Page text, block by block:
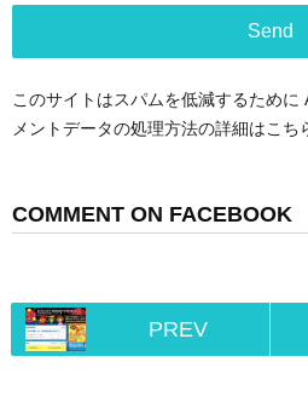
このサイトはスパムを低減するために
メントデータの処理方法の詳細はこち
COMMENT ON FACEBOOK
PREV